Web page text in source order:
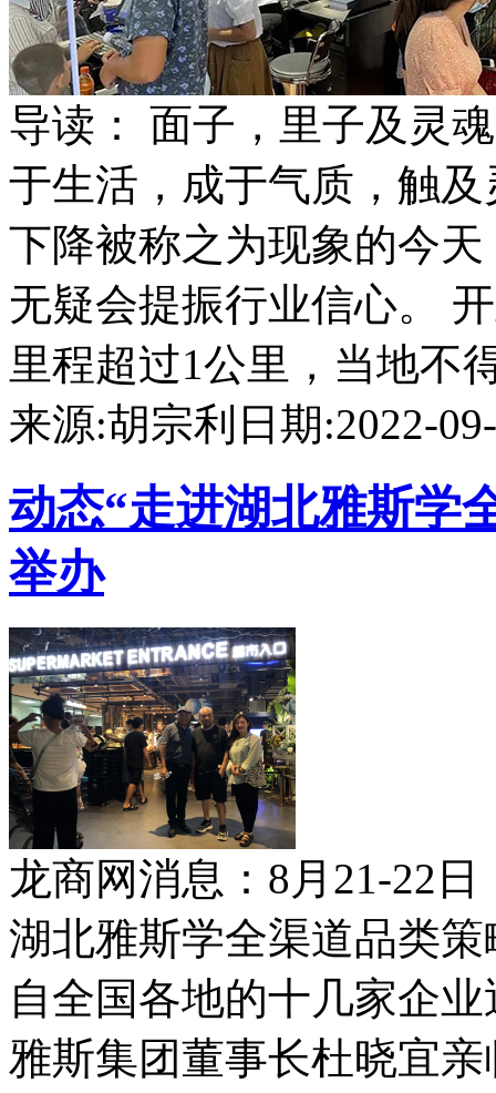
导读： 面子，里子及灵
于生活，成于气质，触
下降被称之为现象的今
无疑会提振行业信心。
里程超过1公里，当地不
来源:胡宗利 日期:2022-
动态“走进湖北雅斯学
举办
龙商网消息：8月21-22
湖北雅斯学全渠道品类
自全国各地的十几家企
雅斯集团董事长杜晓宜